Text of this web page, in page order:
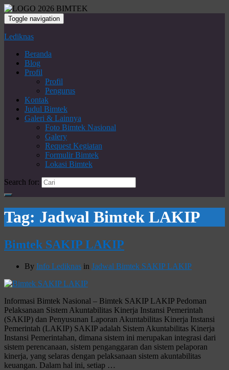
Toggle navigation
Lediknas
Beranda
Blog
Profil
Profil
Pengurus
Kontak
Judul Bimtek
Galeri & Lainnya
Foto Bimtek Nasional
Galery
Request Kegiatan
Formulir Bimtek
Lokasi Bimtek
Search for:
Tag: Jadwal Bimtek LAKIP
Bimtek SAKIP LAKIP
By Info Lediknas in Jadwal Bimtek SAKIP LAKIP
Informasi Bimtek Nasional – Bimtek SAKIP LAKIP Pedoman
Pelaksanaan Sistem Akuntabilitas Kinerja Instansi Pemerintah
(SAKIP) dan Penyusunan Laporan Akuntabilitas Kinerja Instansi
Pemerintah (LAKIP) SAKIP adalah Sistem Akuntabilitas Kinerja
Instansi Pemerintahan, dimana sistem ini merupakan integrasi dari
sistem perencanaan, sistem penganggaran dan sistem pelaporan
kinerja, yang selaras dengan pelaksanaan sistem akuntabilitas
keuangan. Dalam hal ini, setiap …